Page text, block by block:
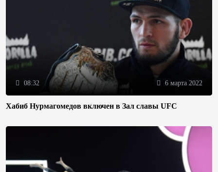
08:32 6 марта 2022
Хабиб Нурмагомедов включен в Зал славы UFC